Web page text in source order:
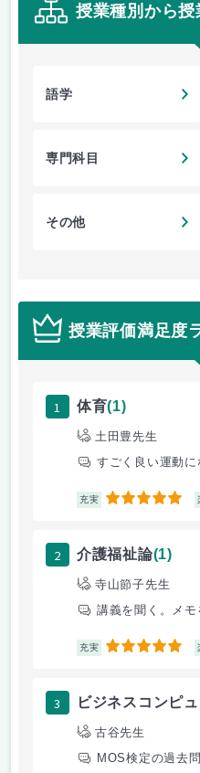
授業種別から
語学
専門科目
その他
授業評価満足度
1 体育(1)
土田豊先生
充実 5
2 介護福祉論(1)
寺山節子先生
充実 5
3 ビジネスコンピ
古谷先生